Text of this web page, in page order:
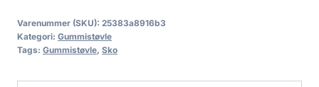
Varenummer (SKU): 25383a8916b3
Kategori: Gummistøvle
Tags: Gummistøvle, Sko